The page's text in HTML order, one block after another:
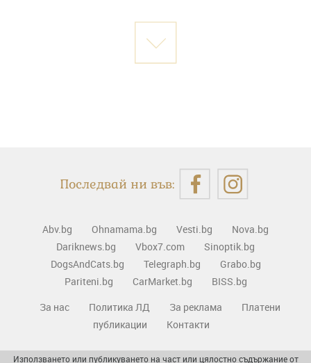
Последвай ни във:
Abv.bg Ohnamama.bg Vesti.bg
Nova.bg
Dariknews.bg
Vbox7.com
Sinoptik.bg
DogsAndCats.bg
Telegraph.bg
Grabo.bg
Pariteni.bg
CarMarket.bg
BISS.bg
За нас
Политика ЛД За реклама
Платени
публикации
Контакти
Използването или публикуването на част или цялостно съдържание от